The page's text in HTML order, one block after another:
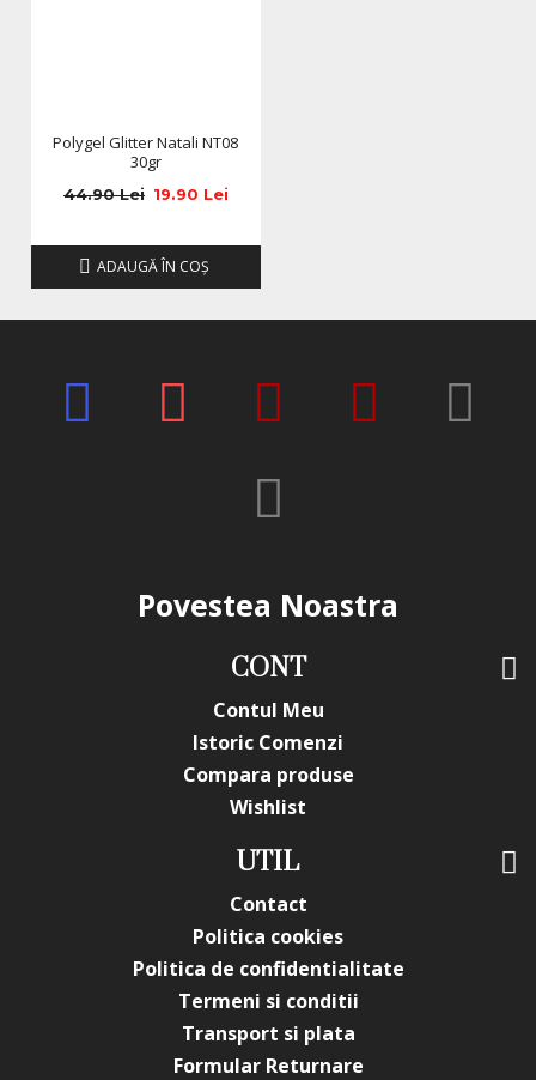
Polygel Glitter Natali NT08
30gr
19.90 Lei
44.90 Lei
ADAUGĂ ÎN COŞ
Povestea Noastra
CONT
Contul Meu
Istoric Comenzi
Compara produse
Wishlist
UTIL
Contact
Politica cookies
Politica de confidentialitate
Termeni si conditii
Transport si plata
Formular Returnare